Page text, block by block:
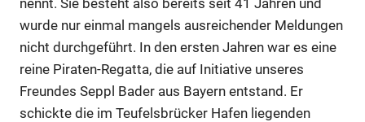
wurde nur einmal mangels ausreichender Meldungen
nicht durchgeführt. In den ersten Jahren war es eine
reine Piraten-Regatta, die auf Initiative unseres
Freundes Seppl Bader aus Bayern entstand. Er
schickte die im Teufelsbrücker Hafen liegenden